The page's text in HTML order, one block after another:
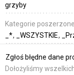
grzyby
Kategorie
_*
_WSZYSTKIE
Zgłoś błędne dane
Dołożyliśmy